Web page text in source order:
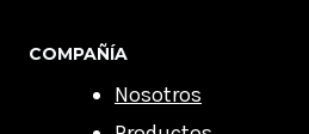
COMPAÑÍA
Nosotros